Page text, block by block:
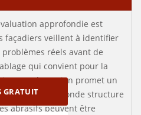
GRATUIT
approfondie est
façadiers veillent à identifier
réels avant de
qui convient pour la
préparation promet un
d’altérer la seconde structure
abrasifs peuvent être